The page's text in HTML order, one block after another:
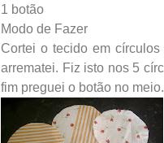
1 botão
Modo de Fazer
Cortei o tecido em
arrematei. Fiz isto nos 5
fim preguei o botão no meio.